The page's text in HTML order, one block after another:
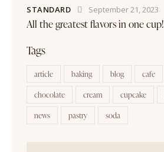
STANDARD September 21, 2023
All the greatest flavors in one cup!
Tags
article baking blog cafe
chocolate
cream cupcake
news
pastry soda